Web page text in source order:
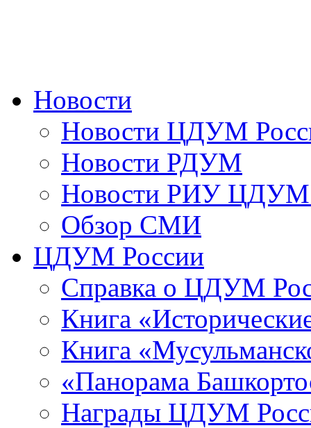
Новости
Новости ЦДУМ
Новости РДУМ
Новости РИУ ЦДУМ
Обзор СМИ
ЦДУМ России
Справка о ЦДУМ
Книга
Книга
«Панорама
Награды ЦДУМ